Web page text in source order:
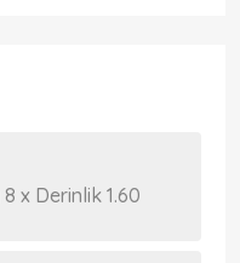
x Derinlik 1.60